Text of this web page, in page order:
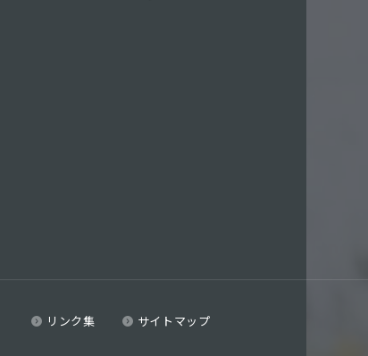
リンク集 サイトマップ